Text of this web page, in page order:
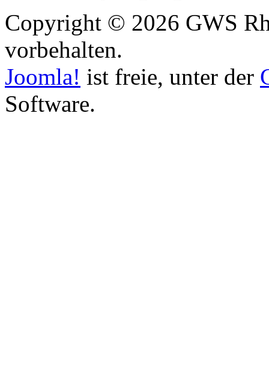
Copyright © 2026 GWS
vorbehalten.
Joomla! ist freie, unter der
Software.